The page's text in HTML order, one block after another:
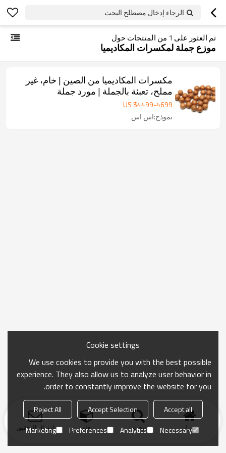
الرجاء إدخال مصطلح البحث
تم العثور على 1 من المنتجات حول
موزع جملة لمكسرات المكاديميا
مكسرات المكاديميا من الصين | خام، غير
مملح، تعبئة بالجملة | مورد جملة
US $4499-4699
نموذج:اس اس
منزل بحث فئة ارسال التحقيق
Cookie settings
We use cookies to provide you with the best possible
experience. They also allow us to analyze user behavior in
order to constantly improve the website for you.
Accept all
Accept Selection
Reject All
Necessary
Analytics
Preferences
Marketing